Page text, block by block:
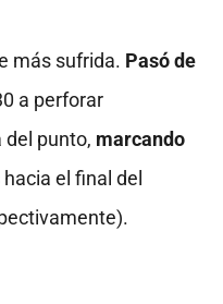
más sufrida. Pasó de
a perforar
punto, marcando
hacia el final del